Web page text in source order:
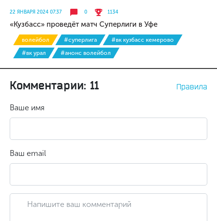
22 ЯНВАРЯ 2024 07:37 0 1134
«Кузбасс» проведёт матч Суперлиги в Уфе
волейбол #суперлига
#вк кузбасс кемерово
#вк урал
#анонс волейбол
Комментарии: 11 Правила
Ваше имя
Ваш email